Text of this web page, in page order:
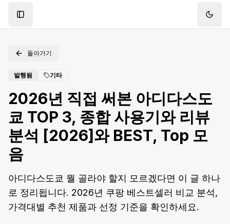
Toggle Sidebar
돌아가기
발행됨 기타
2026년 직접 써본 아디다스도
쿄 TOP 3, 종합 사용기와 리뷰
분석 [2026]와 BEST, Top 모
음
아디다스도쿄 뭘 골라야 할지 모르겠다면 이 글 하나
로 정리됩니다. 2026년 쿠팡 베스트셀러 비교 분석,
가격대별 추천 제품과 선정 기준을 확인하세요.